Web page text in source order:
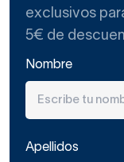
exclusivos
5€ de
Nombre
Apellidos